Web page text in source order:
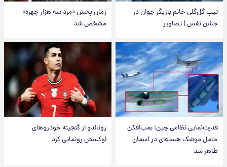
تیپ گل‌گلی خانم بازیگر جوان در
جشن نفس | تصاویر
زمان پخش «مرد سه هزار چهره»
مشخص شد
قدرت‌نمایی نظامی چین؛ بمب‌افکن
حامل موشک هسته‌ای در آسمان
ظاهر شد
رونالدو از گنجینه خودروهای
لوکسش رونمایی کرد